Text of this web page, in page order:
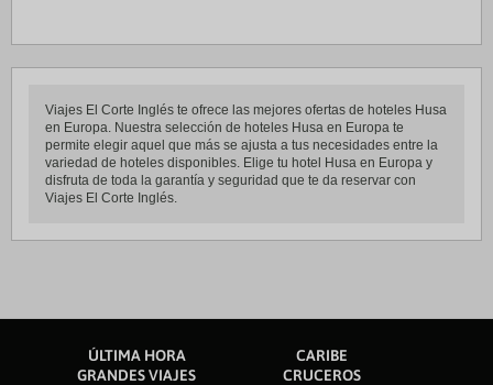
Viajes El Corte Inglés te ofrece las mejores ofertas de hoteles Husa
en Europa. Nuestra selección de hoteles Husa en Europa te
permite elegir aquel que más se ajusta a tus necesidades entre la
variedad de hoteles disponibles. Elige tu hotel Husa en Europa y
disfruta de toda la garantía y seguridad que te da reservar con
Viajes El Corte Inglés.
ÚLTIMA HORA
CARIBE
GRANDES VIAJES
CRUCEROS